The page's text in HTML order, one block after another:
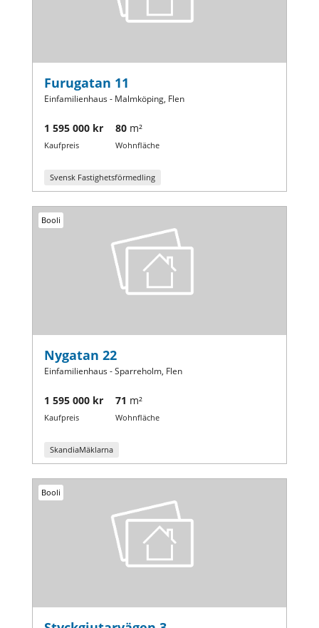
Furugatan 11
Einfamilienhaus - Malmköping, Flen
1 595 000 kr
Kaufpreis
80 m²
Wohnfläche
Svensk Fastighetsförmedling
Booli
Nygatan 22
Einfamilienhaus - Sparreholm, Flen
1 595 000 kr
Kaufpreis
71 m²
Wohnfläche
SkandiaMäklarna
Booli